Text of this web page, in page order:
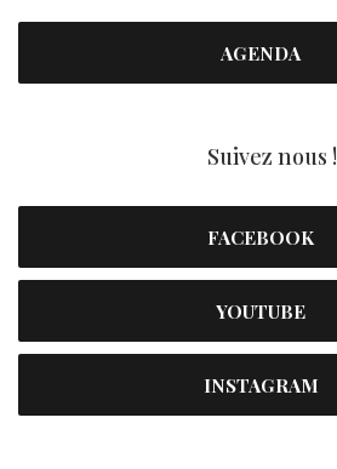
AGENDA
Suivez nous !
FACEBOOK
YOUTUBE
INSTAGRAM